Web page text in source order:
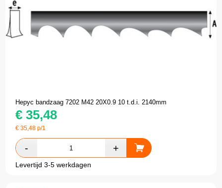
Hepyc bandzaag 7202 M42 20X0.9 10 t.d.i. 2140mm
€ 35,48
€35,48 p/1
Levertijd 3-5 werkdagen